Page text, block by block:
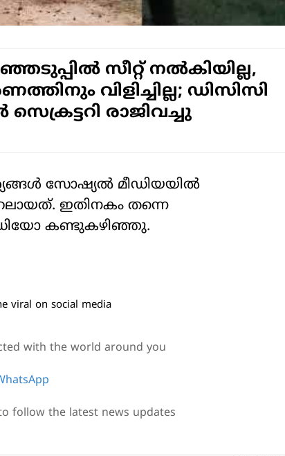
സീറ്റ് നല്‍കിയില്ല,
വിളിച്ചില്ല; ഡിസിസി
രാജിവച്ചു
സോഷ്യൽ മീഡിയയിൽ
ഇതിനകം തന്നെ
കണ്ടുകഴിഞ്ഞു.
viral on social media
with the world around you
follow the latest news updates